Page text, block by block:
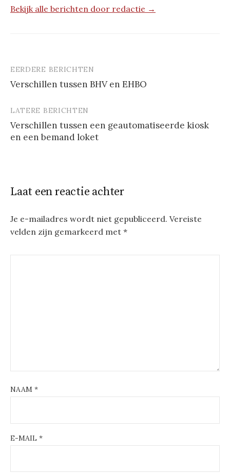
Bekijk alle berichten door redactie →
Berichtnavigatie
EERDERE BERICHTEN
Verschillen tussen BHV en EHBO
LATERE BERICHTEN
Verschillen tussen een geautomatiseerde kiosk
en een bemand loket
Laat een reactie achter
Je e-mailadres wordt niet gepubliceerd. Vereiste
velden zijn gemarkeerd met *
NAAM *
E-MAIL *